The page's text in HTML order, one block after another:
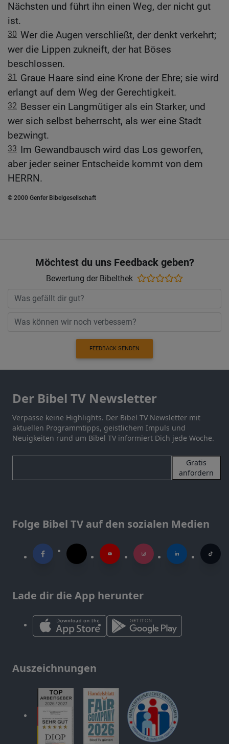
Nächsten und führt ihn einen Weg, der nicht gut
ist.
30 Wer die Augen verschließt, der denkt verkehrt;
wer die Lippen zukneift, der hat Böses
beschlossen.
31
Graue Haare sind eine Krone der Ehre; sie wird
erlangt auf dem Weg der Gerechtigkeit.
32 Besser ein Langmütiger als ein Starker, und
wer sich selbst beherrscht, als wer eine Stadt
bezwingt.
33 Im Gewandbausch wird das Los geworfen,
aber jeder seiner Entscheide kommt von dem
HERRN.
© 2000 Genfer Bibelgesellschaft
Möchtest du uns Feedback geben?
Bewertung der Bibelthek
FEEDBACK SENDEN
Der Bibel TV Newsletter
Verpasse keine Highlights. Der Bibel TV Newsletter mit
aktuellen Programmtipps, geistlichem Impuls und
Neuigkeiten rund um Bibel TV informiert Dich jede Woche.
Gratis
anfordern
Folge Bibel TV auf den sozialen Medien
Lade dir die App herunter
Auszeichnungen